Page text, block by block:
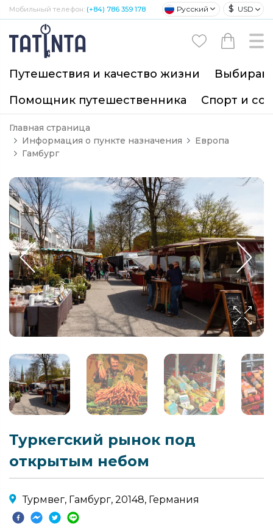
Мобильный телефон: (+84) 786 359 178 Русский $ USD
Путешествия и качество жизни
Помощник путешественника
Спорт и
Главная страница
Информация о пункте назначения
Европа
Гамбург
Туркегский рынок под
открытым небом
Турмвег, Гамбург, 20148, Германия